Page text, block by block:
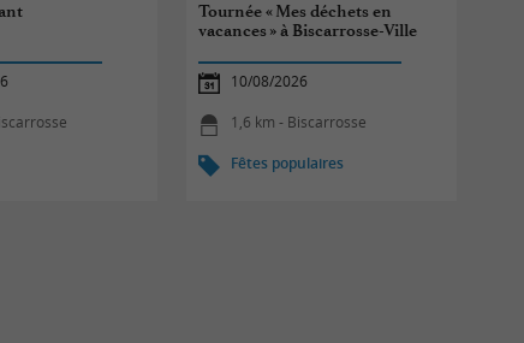
Tournée « Mes déchets en
vacances » à Biscarrosse-Ville
10/08/2026
1,6 km - Biscarrosse
Fêtes populaires